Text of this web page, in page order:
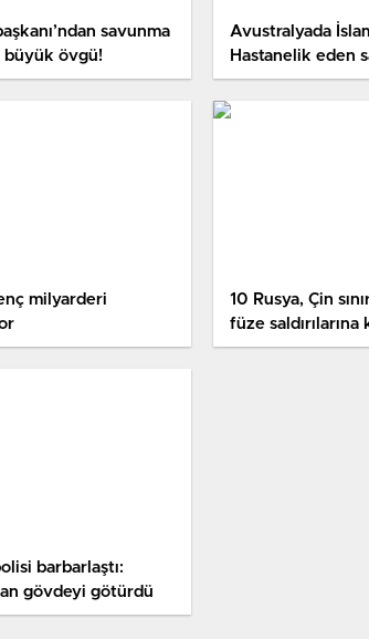
savunma
büyük övgü!
Avustralyada
Hastanelik eden
milyarderi
10 Rusya, Çin
füze saldırılarına
savunma
barbarlaştı:
gövdeyi götürdü